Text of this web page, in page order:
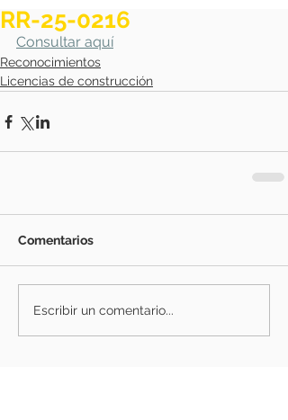
RR-25-0216
Consultar aquí
Reconocimientos
Licencias de construcción
Comentarios
Escribir un comentario...